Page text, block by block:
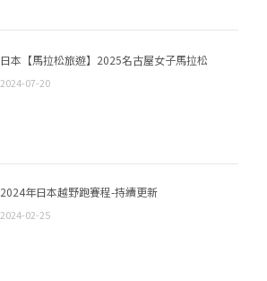
日本【馬拉松旅遊】2025名古屋女子馬拉松
2024-07-20
2024年日本越野跑賽程-持續更新
2024-02-25